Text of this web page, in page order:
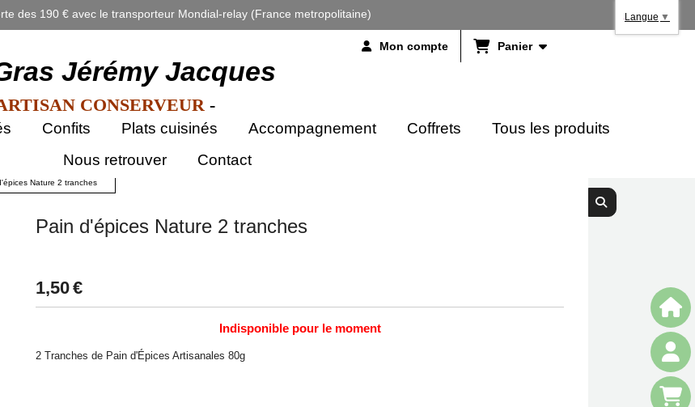
des 190 € avec le transporteur Mondial-relay (France metropolitaine)
Jérémy Jacques
CONSERVEUR-
Mon compte Panier
Confits Plats cuisinés Accompagnement Coffrets
Tous les produits
Nous retrouver
Contact
Nature 2 tranches
Pain d'épices Nature 2 tranches
1,50€
Indisponible pour le moment
2 Tranches de Pain d'Épices Artisanales 80g
Langue ▼